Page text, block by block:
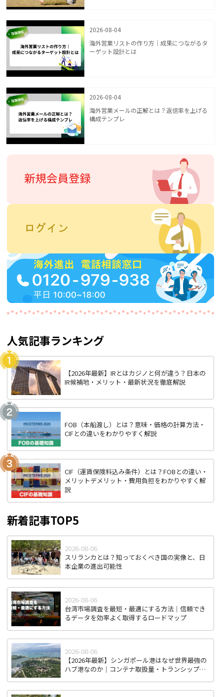
2026-08-04
海外営業リストの作り方｜成果につながるタ
ーゲット設計とは
2026-08-04
海外営業メールの正解とは？返信率を上げる
構成テンプレ
人気記事ランキング
【2026年最新】IRとはカジノと何が違う？日本の
IR候補地・メリット・最新状況を徹底解説
FOB（本船渡し）とは？意味・価格の計算方法・
CIFとの違いをわかりやすく解説
CIF（運賃保険料込み条件）とは？FOBとの違い・
メリットデメリット・費用負担をわかりやすく解
説
新着記事TOP5
2026-08-06
スリランカとは？知っておくべき国の実像と、日
本企業の進出可能性
2026-08-06
台湾市場調査を最短・最適にする方法｜信頼でき
るデータを効率よく取得するロードマップ
2026-08-06
【2026年最新】シンガポール港はなぜ世界最強の
ハブ港なのか｜コンテナ取扱量・トランシップ機